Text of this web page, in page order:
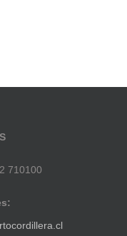
710100